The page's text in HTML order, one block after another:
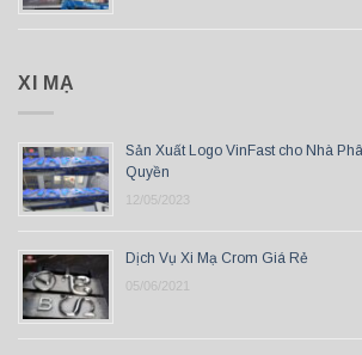
XI MẠ
Sản Xuất Logo VinFast cho Nhà
Quyền
12/05/2023
Dịch Vụ Xi Mạ Crom Giá Rẻ
05/06/2021